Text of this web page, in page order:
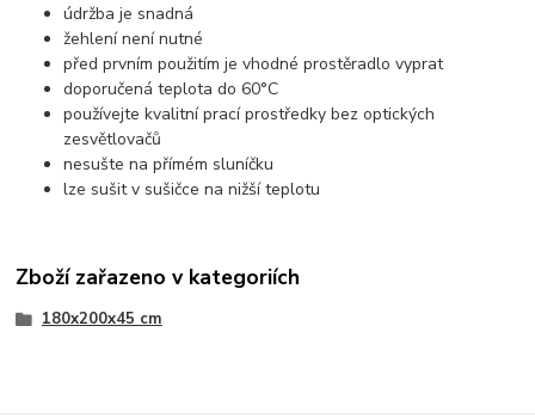
údržba je snadná
žehlení není nutné
před prvním použitím je vhodné prostěradlo vyprat
doporučená teplota do 60°C
používejte kvalitní prací prostředky bez optických
zesvětlovačů
nesušte na přímém sluníčku
lze sušit v sušičce na nižší teplotu
Zboží zařazeno v kategoriích
180x200x45 cm